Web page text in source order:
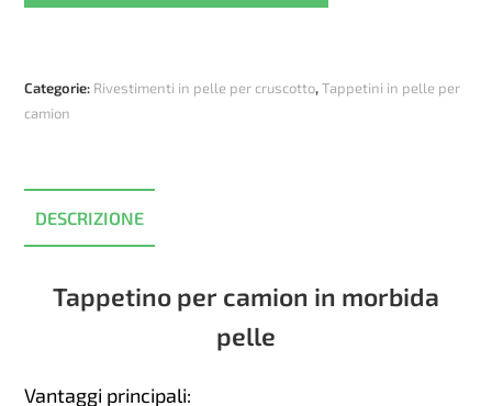
Automatico
cruscotto
liscia
Categorie: Rivestimenti in pelle per cruscotto,Tappetini in pelle per
camion
DESCRIZIONE
Tappetino per camion in morbida
pelle
Vantaggi principali: